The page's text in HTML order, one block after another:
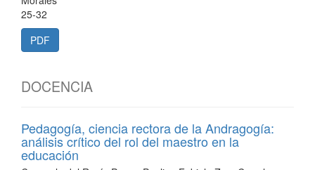
25-32
PDF
DOCENCIA
Pedagogía, ciencia rectora de la Andragogía:
análisis crítico del rol del maestro en la
educación